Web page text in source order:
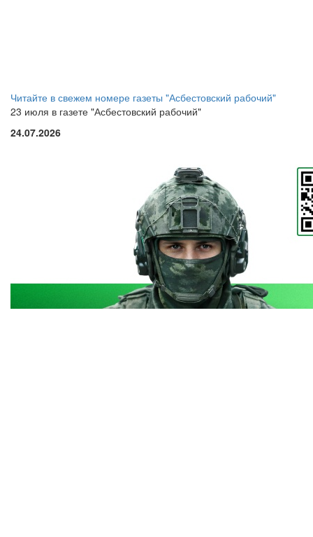
Читайте в свежем номере газеты "Асбестовский рабочий"
23 июля в газете "Асбестовский рабочий"
24.07.2026